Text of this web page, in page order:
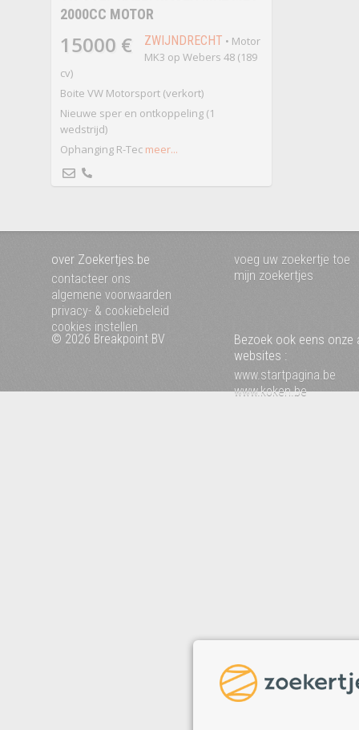
2000CC MOTOR
15000 € ZWIJNDRECHT • Motor
MK3 op Webers 48 (189
cv)
Boite VW Motorsport (verkort)
Nieuwe sper en ontkoppeling (1
wedstrijd)
Ophanging R-Tec meer...
over Zoekertjes.be
contacteer ons
algemene voorwaarden
privacy- & cookiebeleid
cookies instellen
voeg uw zoekertje toe
mijn zoekertjes
© 2026 Breakpoint BV
Bezoek ook eens onze
websites :
www.startpagina.be
www.koken.be